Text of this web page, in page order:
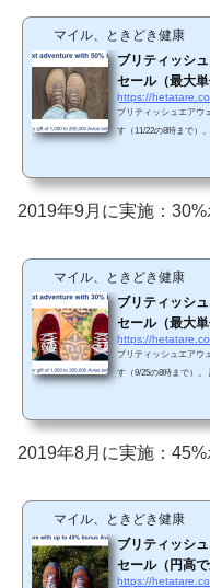
マイル、ときどき健康
ブリティッシ
セール（最大単
https://
ブリティッシュエアウ
す（11/22の8時まで）
です。・2019年11月22
含めると、合計
2019年9月に実施：30%
マイル、ときどき健康
ブリティッシ
セール（最大単
https://
ブリティッシュエアウ
す（9/25の8時まで）
どお得ではありません
（30%ボーナスを含め
2019年8月に実施：45%
マイル、ときどき健康
ブリティッシ
セール（円高
https://